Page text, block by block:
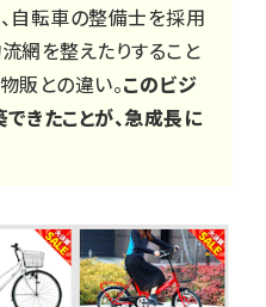
自転車の整備士を採用
網を整えたりすること
販との違い。このビジ
きたことが、急成長に